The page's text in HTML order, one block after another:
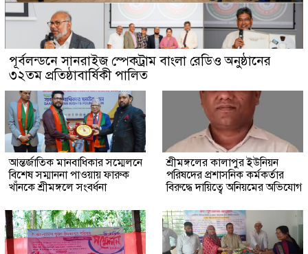
পূর্বলন্ডনে সানরাইজ স্পেকট্রাম বাংলা রেডিও অনুষ্ঠানের
৩২তম প্রতিষ্ঠাবার্ষিকী পালিত
আন্তর্জাতিক মানবাধিকার সম্মেলনে
বিশেষ সম্মাননা পাওয়ায় ফারুক
খাঁনকে শ্রীমঙ্গলে সংবর্ধনা
শ্রীমঙ্গলের কালাপুর ইউনিয়ন
পরিষদের প্রশাসনিক কর্মকর্তার
বিরুদ্ধে দায়িত্বে অনিয়মের অভিযোগ